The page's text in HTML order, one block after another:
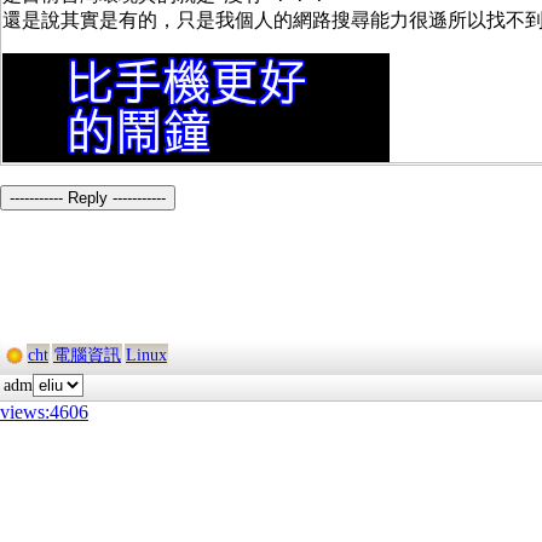
還是說其實是有的，只是我個人的網路搜尋能力很遜所以找不
----------- Reply -----------
cht 電腦資訊 Linux
adm
views:4606